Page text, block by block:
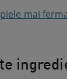
piele mai